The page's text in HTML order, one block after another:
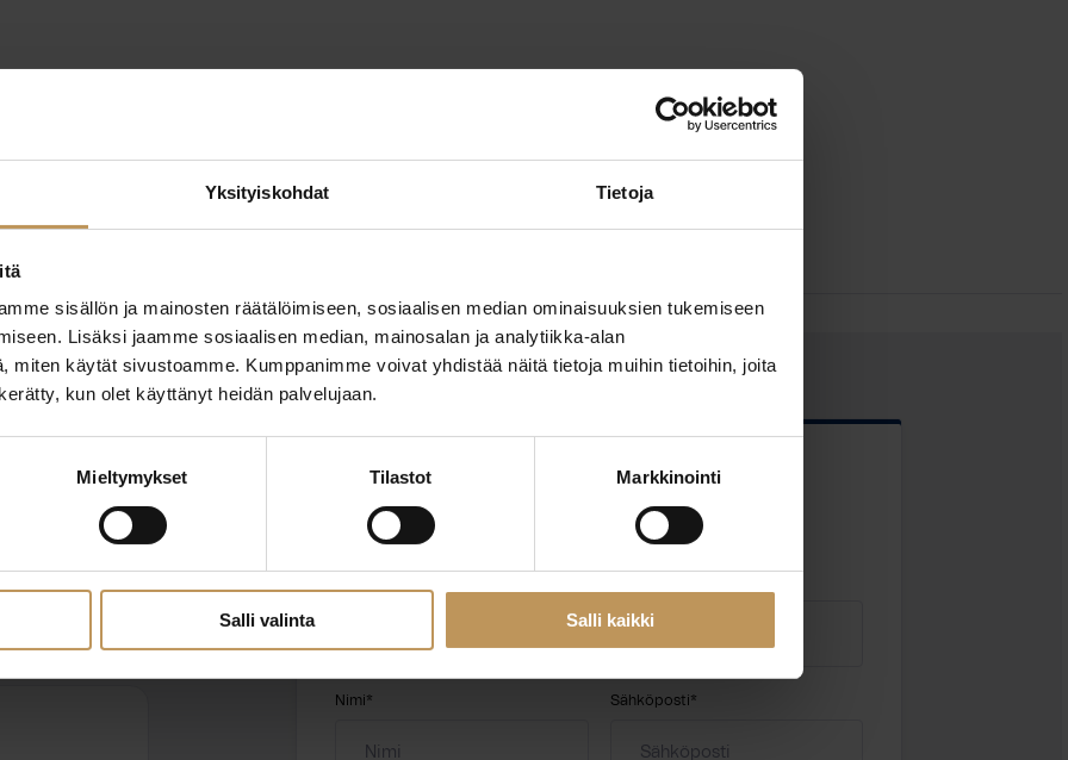
Yksityiskohdat Tietoja
sisällön ja mainosten räätälöimiseen, sosiaalisen median ominaisuuksien tukemiseen
Lisäksi jaamme sosiaalisen median, mainosalan ja analytiikka-alan
miten käytät sivustoamme. Kumppanimme voivat yhdistää näitä tietoja muihin tietoihin, joita
kun olet käyttänyt heidän palvelujaan.
Mieltymykset Tilastot Markkinointi
Salli valinta Salli kaikki
" näyttää pakolliset kentät
Nimi* Sähköposti*